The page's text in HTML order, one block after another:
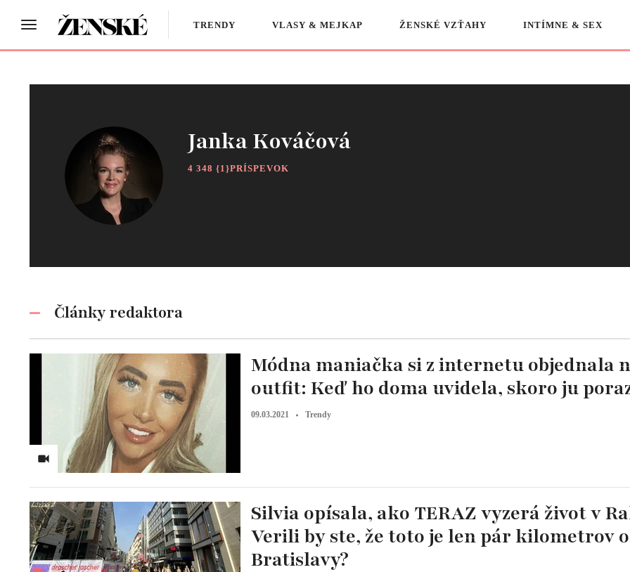
TRENDY VLASY & MEJKAP ŽENSKÉ VZŤAHY INTÍMNE & SEX
Janka Kováčová
4 348 {1}PRÍSPEVOK
Články redaktora
Módna maniačka si z internetu objednala
outfit: Keď ho doma uvidela, skoro ju
09.03.2021 Trendy
Silvia opísala, ako TERAZ vyzerá život v
Verili by ste, že toto je len pár kilometrov
Bratislavy?